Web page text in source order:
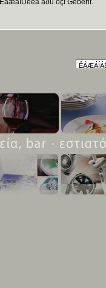
ÊáæáíÜêéá áðü ôçí Geberit.